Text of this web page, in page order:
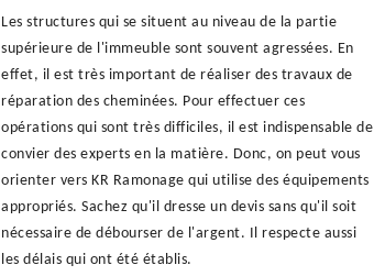
Les structures qui se situent au niveau de la partie
supérieure de l'immeuble sont souvent agressées. En
effet, il est très important de réaliser des travaux de
réparation des cheminées. Pour effectuer ces
opérations qui sont très difficiles, il est indispensable de
convier des experts en la matière. Donc, on peut vous
orienter vers KR Ramonage qui utilise des équipements
appropriés. Sachez qu'il dresse un devis sans qu'il soit
nécessaire de débourser de l'argent. Il respecte aussi
les délais qui ont été établis.